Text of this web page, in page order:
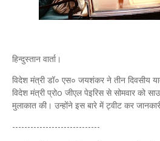
हिन्दुस्तान वार्ता।
विदेश मंत्री डॉ० एस० जयशंकर ने तीन दिवसीय
विदेश मंत्री प्रोo जीएल पेइरिस से सोमवार को
मुलाकात की। उन्होंने इस बारे में ट्वीट कर
-----------------------------